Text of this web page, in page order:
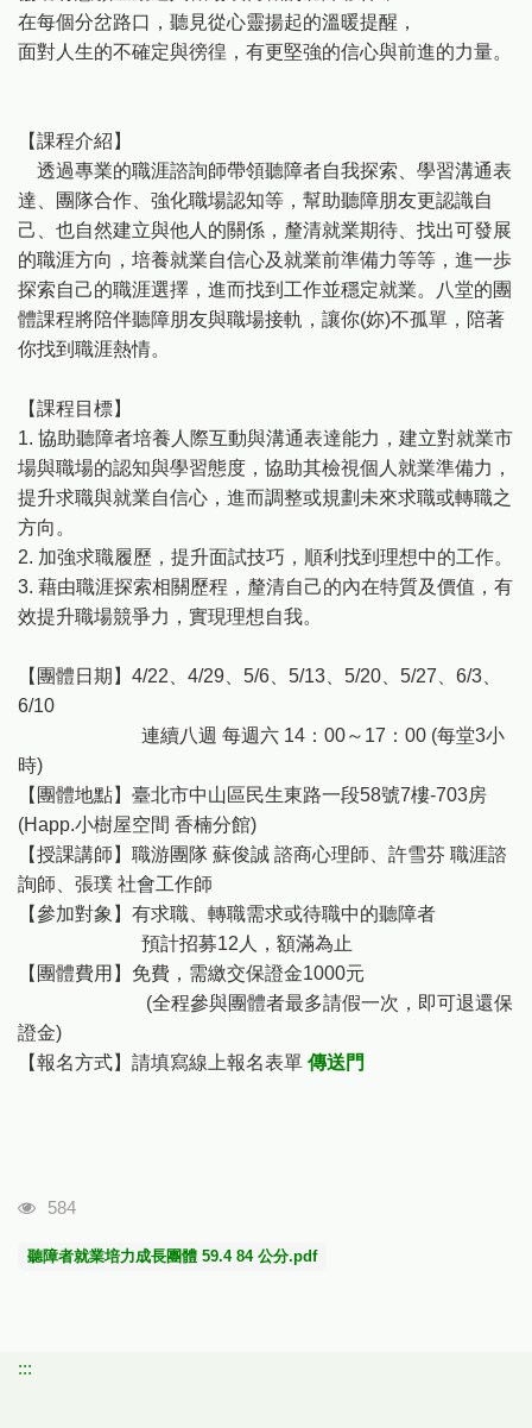
在每個分岔路口，聽見從心靈揚起的溫暖提醒，
面對人生的不確定與徬徨，有更堅強的信心與前進的力量。
【課程介紹】
透過專業的職涯諮詢師帶領聽障者自我探索、學習溝通表
達、團隊合作、強化職場認知等，幫助聽障朋友更認識自
己、也自然建立與他人的關係，釐清就業期待、找出可發展
的職涯方向，培養就業自信心及就業前準備力等等，進一歩
探索自己的職涯選擇，進而找到工作並穩定就業。八堂的團
體課程將陪伴聽障朋友與職場接軌，讓你(妳)不孤單，陪著
你找到職涯熱情。
【課程目標】
1. 協助聽障者培養人際互動與溝通表達能力，建立對就業市
場與職場的認知與學習態度，協助其檢視個人就業準備力，
提升求職與就業自信心，進而調整或規劃未來求職或轉職之
方向。
2. 加強求職履歷，提升面試技巧，順利找到理想中的工作。
3. 藉由職涯探索相關歷程，釐清自己的內在特質及價值，有
效提升職場競爭力，實現理想自我。
【團體日期】4/22、4/29、5/6、5/13、5/20、5/27、6/3、
6/10
連續八週 每週六 14：00～17：00 (每堂3小
時)
【團體地點】臺北市中山區民生東路一段58號7樓-703房
(Happ.小樹屋空間 香楠分館)
【授課講師】職游團隊 蘇俊誠 諮商心理師、許雪芬 職涯諮
詢師、張璞 社會工作師
【參加對象】有求職、轉職需求或待職中的聽障者
預計招募12人，額滿為止
【團體費用】免費，需繳交保證金1000元
(全程參與團體者最多請假一次，即可退還保
證金)
【報名方式】請填寫線上報名表單 傳送門
瀏覽人次
584
聽障者就業培力成長團體 59.4 84 公分.pdf
:::